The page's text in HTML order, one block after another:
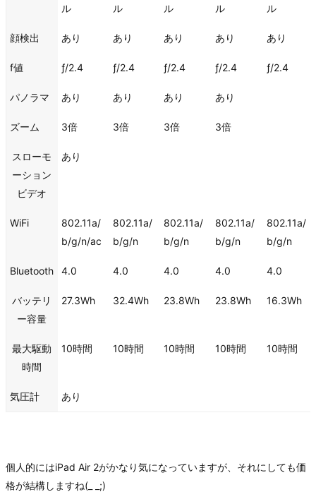
ル
ル
ル
ル
ル
顔検出 あり あり あり あり あり
f値 ƒ/2.4 ƒ/2.4 ƒ/2.4 ƒ/2.4 ƒ/2.4
パノラマ あり あり あり あり
ズーム 3倍 3倍 3倍 3倍
スローモ
ーション
ビデ⁠オ
あり
WiFi
802.11a/​
b/​g/​n/ac
802.11a/​
b/​g/​n
802.11a/​
b/​g/​n
802.11a/​
b/​g/​n
802.11a/​
b/​g/​n
Bluetooth 4.0 4.0 4.0 4.0 4.0
バッテリ
ー容量
27.3Wh 32.4Wh 23.8Wh 23.8Wh 16.3Wh
最大駆動
時間
10時間 10時間 10時間 10時間 10時間
気圧計 あり
個人的にはiPad Air 2がかなり気になっていますが、それにしても価
格が結構しますね(_ _;)